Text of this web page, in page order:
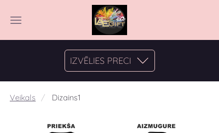
IZVĒLIES PRECI
Veikals Dizains1